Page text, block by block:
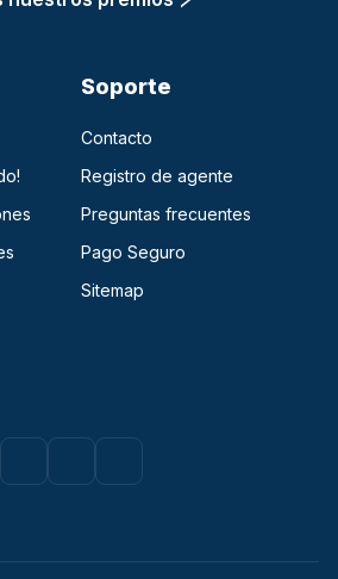
Soporte
Contacto
Registro de agente
Preguntas frecuentes
Pago Seguro
Sitemap
Facebook
(opens in a new tab)
Instagram
(opens in a new tab)
Youtube
(opens in a new tab)